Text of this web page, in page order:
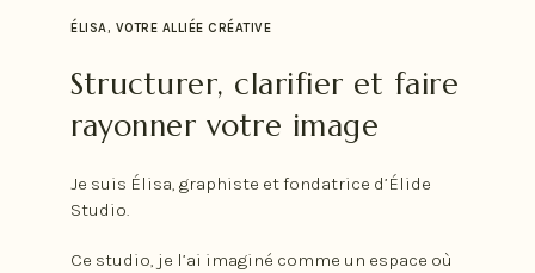
ÉLISA, VOTRE ALLIÉE CRÉATIVE
Structurer, clarifier et faire
rayonner votre image
Je suis Élisa, graphiste et fondatrice d’Élide
Studio.
Ce studio, je l’ai imaginé comme un espace où